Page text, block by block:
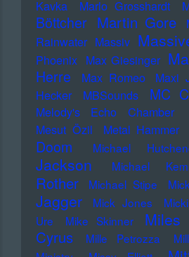
Kavka
Marlo Grosshardt
Böttcher Martin Gore
Rainwater Massiv
Phoenix Max Giesinger
Herre
Max Romeo Maxi
Hecker
MBSounds MC
Melody's Echo Chamber
Mesut Özil
Metal Hammer
Doom
Michael
Jackson
Michael
Rother
Michael Stipe
Jagger
Mick Jones
Ure
Mike Skinner Miles
Cyrus
Mille Petrozza